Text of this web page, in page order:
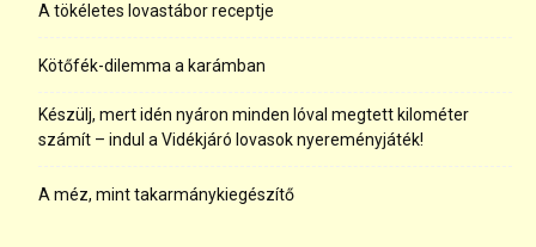
A tökéletes lovastábor receptje
Kötőfék-dilemma a karámban
Készülj, mert idén nyáron minden lóval megtett kilométer
számít – indul a Vidékjáró lovasok nyereményjáték!
A méz, mint takarmánykiegészítő